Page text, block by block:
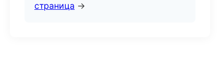
страница →